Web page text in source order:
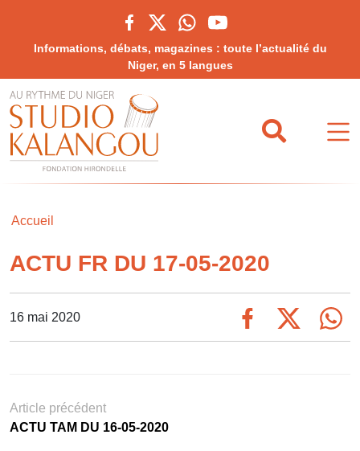
Informations, débats, magazines : toute l’actualité du
Niger, en 5 langues
Accueil
ACTU FR DU 17-05-2020
16 mai 2020
Article précédent
ACTU TAM DU 16-05-2020